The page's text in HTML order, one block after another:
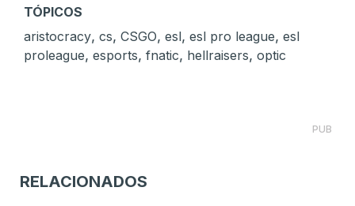
TÓPICOS
aristocracy, cs, CSGO, esl, esl pro league, esl
proleague, esports, fnatic, hellraisers, optic
PUB
RELACIONADOS